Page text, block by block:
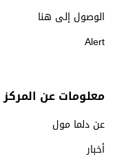
الوصول إلى هنا
Alert
معلومات عن المركز
عن دلما مول
أخبار